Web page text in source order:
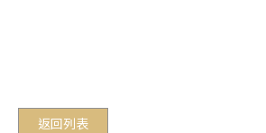
返回列表